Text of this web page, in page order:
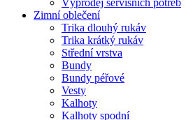
Výprodej servisních potřeb
Zimní oblečení
Trika dlouhý rukáv
Trika krátký rukáv
Střední vrstva
Bundy
Bundy péřové
Vesty
Kalhoty
Kalhoty spodní